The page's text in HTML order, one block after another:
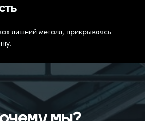
лишний металл, прикрываясь